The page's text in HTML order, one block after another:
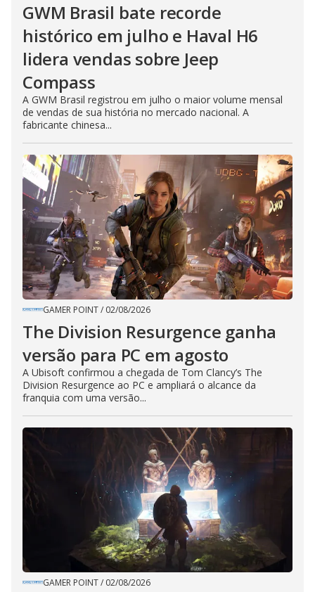
GWM Brasil bate recorde
histórico em julho e Haval H6
lidera vendas sobre Jeep
Compass
A GWM Brasil registrou em julho o maior volume mensal
de vendas de sua história no mercado nacional. A
fabricante chinesa...
GAMER POINT/ 02/08/2026
The Division Resurgence ganha
versão para PC em agosto
A Ubisoft confirmou a chegada de Tom Clancy’s The
Division Resurgence ao PC e ampliará o alcance da
franquia com uma versão...
GAMER POINT/ 02/08/2026